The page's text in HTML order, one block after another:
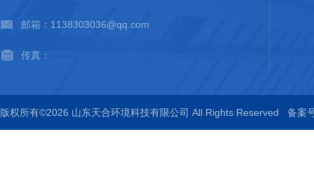
邮箱：1138303036@qq.com
传真：
版权所有©2026 山东天合环境科技有限公司 All Rights Reserved 备案